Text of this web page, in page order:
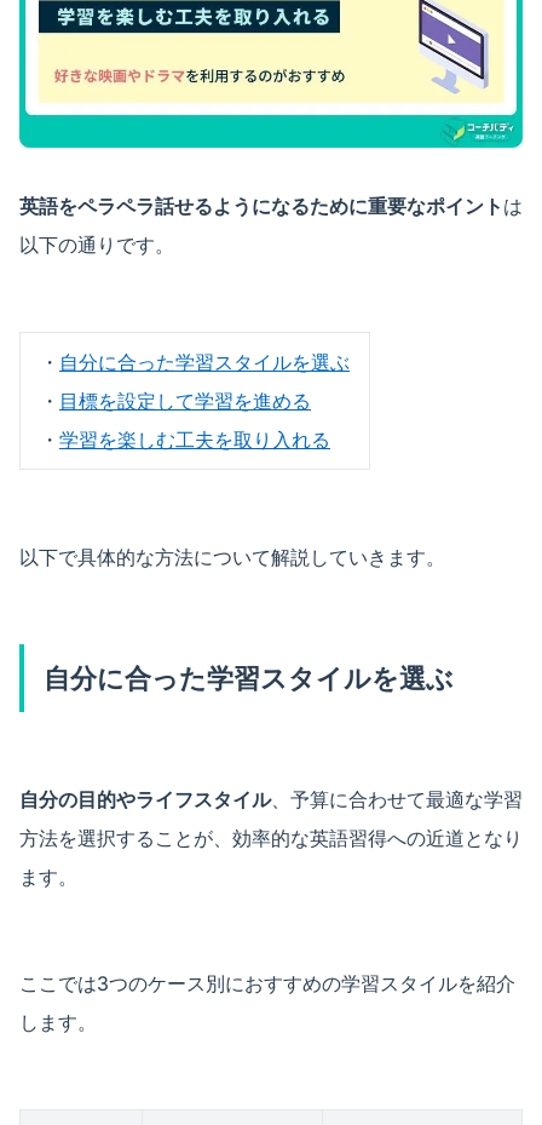
英語をペラペラ話せるようになるために重要なポイント は
以下の通りです。
・ 自分に合った学習スタイルを選ぶ
・ 目標を設定して学習を進める
・ 学習を楽しむ工夫を取り入れる
以下で具体的な方法について解説していきます。
自分に合った学習スタイルを選ぶ
自分の目的やライフスタイル、予算に合わせて最適な学習
方法を選択することが、効率的な英語習得への近道となり
ます。
ここでは3つのケース別におすすめの学習スタイルを紹介
します。